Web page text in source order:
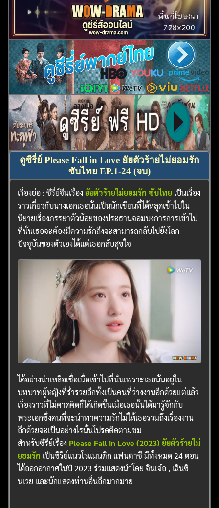
ดูซีรี่ย์ Please Fall in Love ยัยตัวร้ายไม่ยอมรัก
ซับไทย EP.1-24 (จบ)
เรื่องย่อ : ซีรี่ย์จีนเรื่องยัยตัวร้ายไม่ยอมรัก ซับไทย เป็นเรื่อง
ราวเกี่ยวกับนางเอกเธอนั้นเป็นนักเขียนที่ได้หลุดเข้าไปใน
นิยายเรื่องภรรยาตัวน้อยของประธานจอมบงการการเข้าไป
ที่นั่นเธอจะต้องมีความรักถึงจะสามารถกลับไปยังโลก
ปัจจุบันของตัวเองได้แต่เธอกลับสุขใจ
ได้อย่างน่าเหลือเชื่อเมื่อเข้าไปที่นั่นเพราะเธอนั้นอยู่ใน
บทบาทผู้หญิงที่ร่ำรวยอีกทั้งเป็นคนที่ว่างงานอีกด้วยแต่แล้ว
เรื่องราวที่ไม่คาดคิดก็ได้เกิดขึ้นเมื่อเธอนั้นได้มารู้จักกับ
พระเอกซึ่งคนที่จะนำพาความรักไม่ให้เธอรวมถึงเรื่องงาน
อีกด้วยจะเป็นอย่างไรนั้นโปรดติดตามชม
สำหรับซีรีย์เรื่อง Please Fall in Love (2023) ยัยตัวร้ายไม่
ยอมรัก เป็นซีรีย์แนวโรแมนติก แฟนตาซี มีทั้งหมด 24 ตอน
ได้ออกอากาศในปี 2023 ร่วมแสดงนำโดย จินเจ๋อ , เฉินซิ
นเวย และนักแสดงท่านอื่นอีกมากมาย